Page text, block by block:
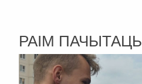
РАІМ ПАЧЫТАЦЬ